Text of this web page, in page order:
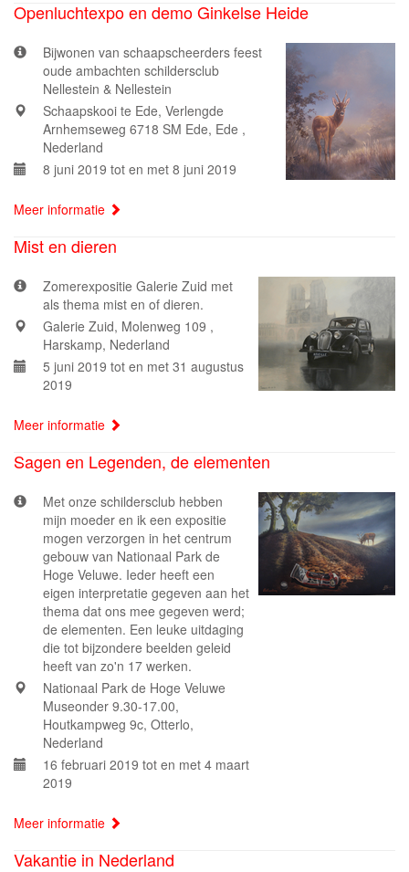
Openluchtexpo en demo Ginkelse Heide
Bijwonen van schaapscheerders feest
oude ambachten schildersclub
Nellestein & Nellestein
Schaapskooi te Ede, Verlengde
Arnhemseweg 6718 SM Ede, Ede ,
Nederland
8 juni 2019 tot en met 8 juni 2019
Meer informatie
Mist en dieren
Zomerexpositie Galerie Zuid met
als thema mist en of dieren.
Galerie Zuid, Molenweg 109 ,
Harskamp, Nederland
5 juni 2019 tot en met 31 augustus
2019
Meer informatie
Sagen en Legenden, de elementen
Met onze schildersclub hebben
mijn moeder en ik een expositie
mogen verzorgen in het centrum
gebouw van Nationaal Park de
Hoge Veluwe. Ieder heeft een
eigen interpretatie gegeven aan het
thema dat ons mee gegeven werd;
de elementen. Een leuke uitdaging
die tot bijzondere beelden geleid
heeft van zo'n 17 werken.
Nationaal Park de Hoge Veluwe
Museonder 9.30-17.00,
Houtkampweg 9c, Otterlo,
Nederland
16 februari 2019 tot en met 4 maart
2019
Meer informatie
Vakantie in Nederland